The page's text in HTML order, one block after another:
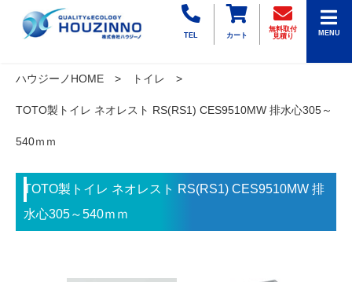
TEL カート
無料取付
見積り
MENU
ハウジーノHOME トイレ
TOTO製トイレ ネオレスト RS(RS1) CES9510MW 排水心305～
540ｍｍ
TOTO製トイレ ネオレスト RS(RS1) CES9510MW 排
水心305～540ｍｍ